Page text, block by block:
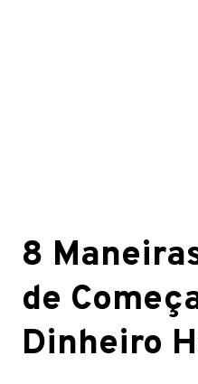
8
de
Dinheiro